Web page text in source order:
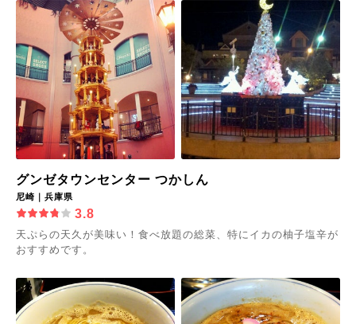
グンゼタウンセンター つかしん
尼崎｜兵庫県
3.8
天ぷらの天久が美味い！食べ放題の総菜、特にイカの柚子塩辛が
おすすめです。